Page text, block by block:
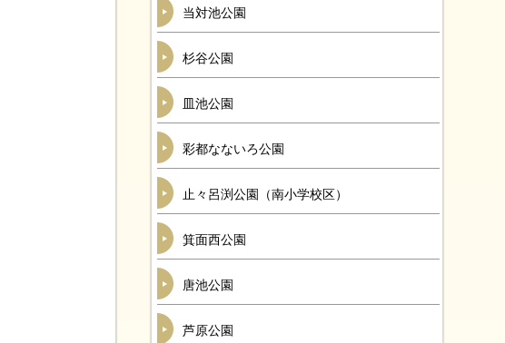
当対池公園
杉谷公園
皿池公園
彩都なないろ公園
止々呂渕公園（南小学校区）
箕面西公園
唐池公園
芦原公園